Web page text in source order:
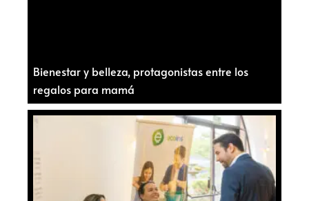
Bienestar y belleza, protagonistas entre los
regalos para mamá